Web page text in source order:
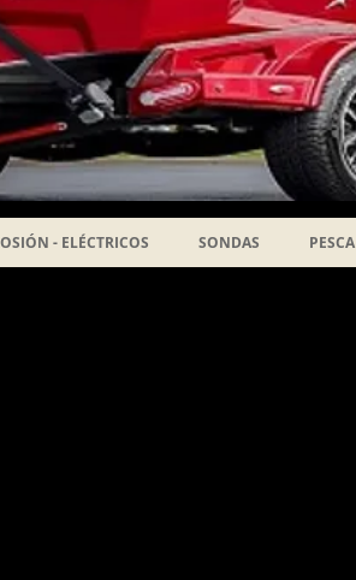
- ELÉCTRICOS SONDAS PESCA